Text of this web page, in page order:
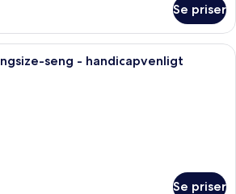
Se priser
Et hotelværelse med en stor seng,
seng - handicapvenligt
Se priser